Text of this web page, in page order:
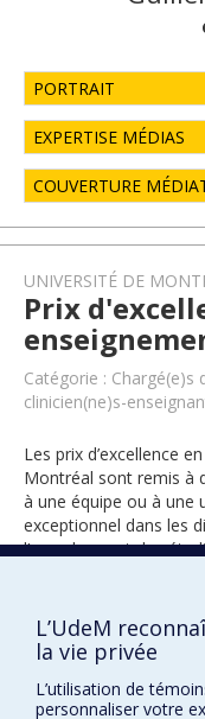
PORTRAIT
EXPERTISE MÉDIAS
COUVERTURE
UNIVERSITÉ DE
Prix
Catégorie : Chargé(e)s
clinicien(ne)s-
Les prix d’excellence
Montréal sont remis à
à une équipe ou à une
exceptionnel dans les
l’encadrement des
L’UdeM
la vie privée
L’utilisation de
personnaliser votre